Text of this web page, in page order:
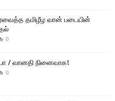
தமிழீழ வான் படையின்
0
/ வானதி நினைவாக!
0